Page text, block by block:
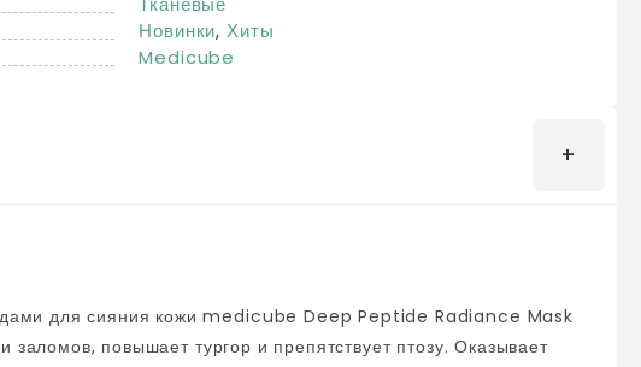
Новинки,Хиты
Medicube
повышает тургор и препятствует птозу. Оказывает